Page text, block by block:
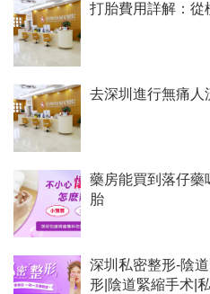
打胎費用詳解：從
去深圳進行無痛人
藥房能買到落仔藥
胎
深圳私密整形-陰
形|陰道緊縮手术|